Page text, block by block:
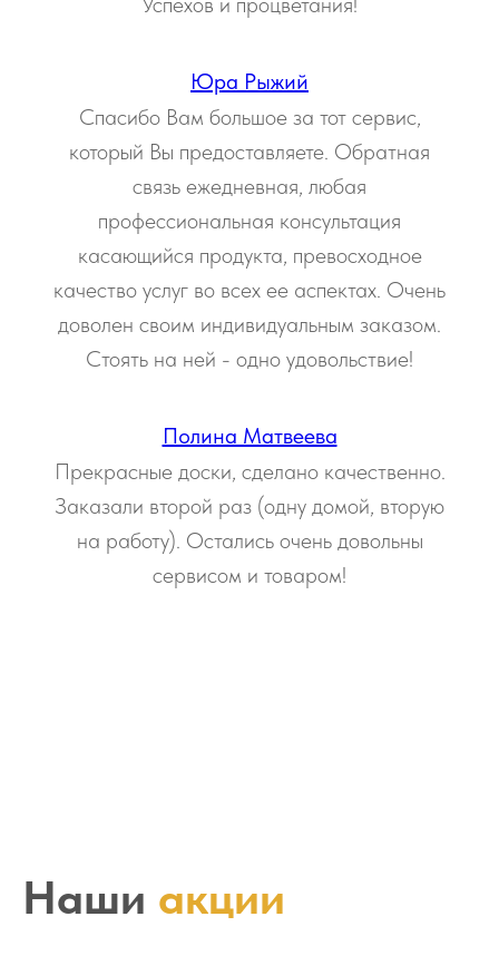
Юра Рыжий
Спасибо Вам большое за тот сервис,
который Вы предоставляете. Обратная
связь ежедневная, любая
профессиональная консультация
касающийся продукта, превосходное
качество услуг во всех ее аспектах. Очень
доволен своим индивидуальным заказом.
Стоять на ней - одно удовольствие!
Полина Матвеева
Прекрасные доски, сделано качественно.
Заказали второй раз (одну домой, вторую
на работу). Остались очень довольны
сервисом и товаром!
Наши акции